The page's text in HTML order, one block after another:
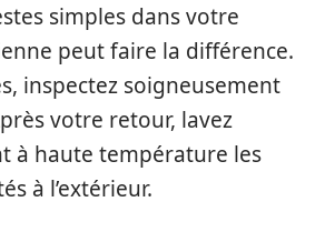
simples dans votre
peut faire la différence.
inspectez soigneusement
votre retour, lavez
à haute température les
à l’extérieur.